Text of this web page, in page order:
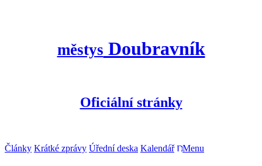
městys Doubravník
Oficiální stránky
Články Krátké zprávy Úřední deska Kalendář Menu